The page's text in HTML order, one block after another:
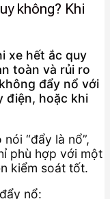
không? Khi
xe hết ắc quy
toàn và rủi ro
đẩy nổ với
điện, hoặc khi
“đẩy là nổ”,
phù hợp với một
kiểm soát tốt.
nổ: